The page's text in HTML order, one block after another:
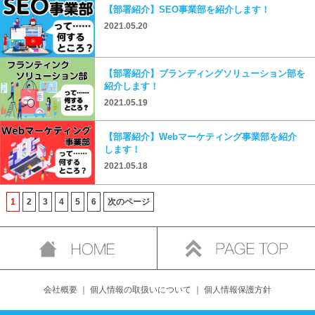
【部署紹介】SEO事業部を紹介します！
2021.05.20
【部署紹介】ブランディングソリューション部を
紹介します！
2021.05.19
【部署紹介】Webマーケティング事業部を紹介
します！
2021.05.18
1 2 3 4 5 6 次のページ
会社概要 個人情報の取扱いについて 個人情報保護方針